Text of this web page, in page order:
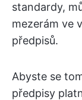
standardy,
mezerám ve
předpisů.
Abyste se
předpisy